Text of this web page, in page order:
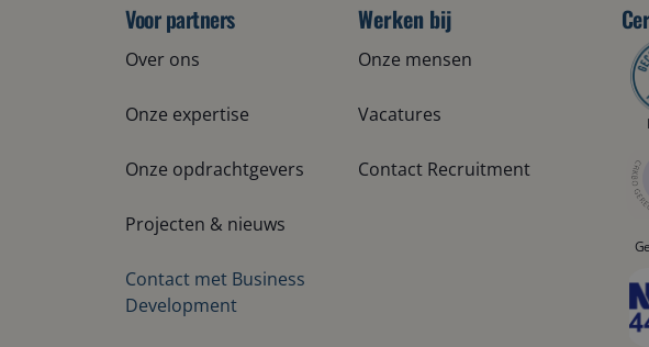
Voor partners
Over ons
Onze expertise
Onze opdrachtgevers
Projecten & nieuws
Contact met Business
Development
Werken bij
Onze mensen
Vacatures
Contact Recruitment